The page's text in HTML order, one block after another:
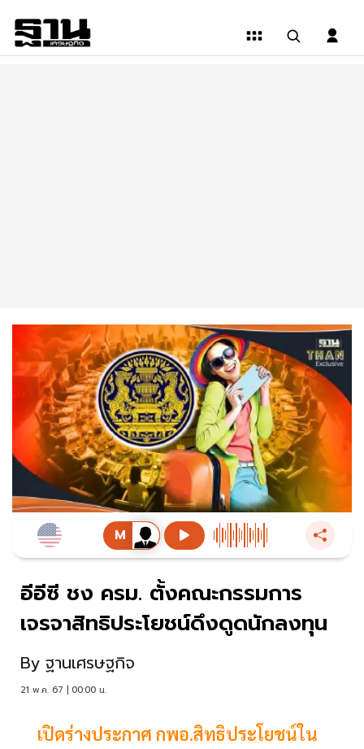
อีอีซี ชง ครม. ตั้งคณะกรรมการ
เจรจาสิทธิประโยชน์ดึงดูดนักลงทุน
By ฐานเศรษฐกิจ
21 พ.ค. 67 | 00:00 น.
เปิดร่างประกาศ กพอ.สิทธิประโยชน์ใน